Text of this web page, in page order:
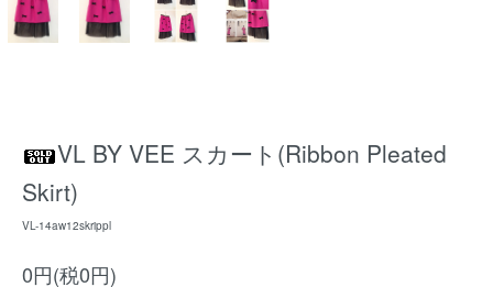
VL BY VEE スカート(Ribbon Pleated
Skirt)
VL-14aw12skrippl
0円(税0円)